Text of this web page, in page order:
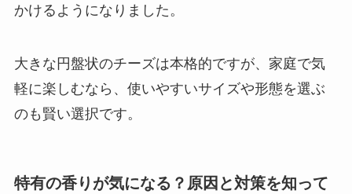
かけるようになりました。
大きな円盤状のチーズは本格的ですが、家庭で気
軽に楽しむなら、使いやすいサイズや形態を選ぶ
のも賢い選択です。
特有の香りが気になる？原因と対策を知って